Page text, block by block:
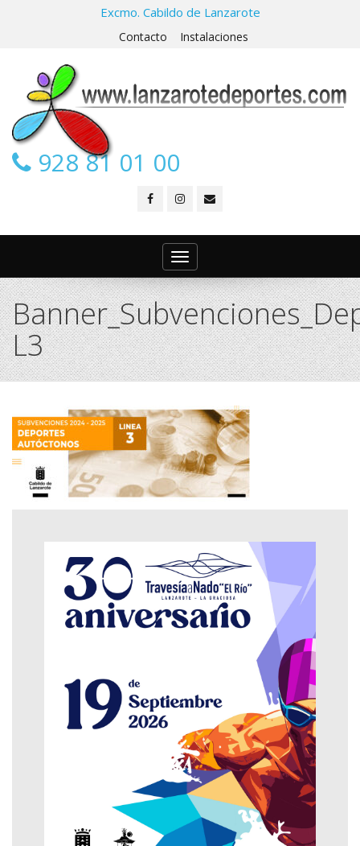
Excmo. Cabildo de Lanzarote
Contacto Instalaciones
928 81 01 00
Toggle
navigation
L3